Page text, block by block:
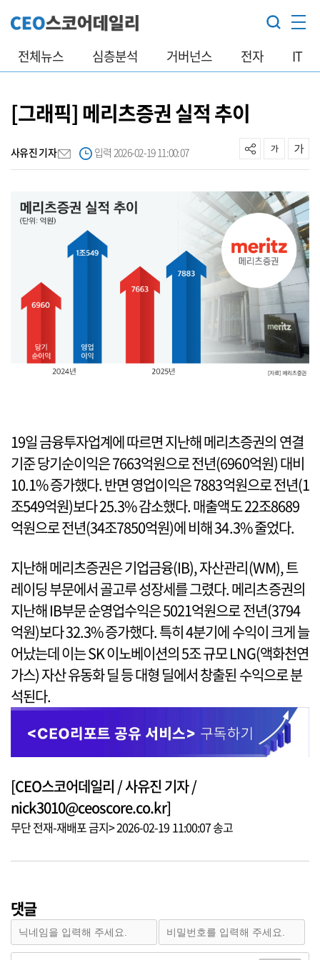
전체뉴스 심층분석 거버넌스 전자 IT
[그래픽] 메리츠증권 실적 추이
사유진 기자 입력 2026-02-19 11:00:07
19일 금융투자업계에 따르면 지난해 메리츠증권의 연결
기준 당기순이익은 7663억원으로 전년(6960억원) 대비
10.1% 증가했다. 반면 영업이익은 7883억원으로 전년(1
조549억원)보다 25.3% 감소했다. 매출액도 22조8689
억원으로 전년(34조7850억원)에 비해 34.3% 줄었다.
지난해 메리츠증권은 기업금융(IB), 자산관리(WM), 트
레이딩 부문에서 골고루 성장세를 그렸다. 메리츠증권의
지난해 IB부문 순영업수익은 5021억원으로 전년(3794
억원)보다 32.3% 증가했다. 특히 4분기에 수익이 크게 늘
어났는데 이는 SK 이노베이션의 5조 규모 LNG(액화천연
가스) 자산 유동화 딜 등 대형 딜에서 창출된 수익으로 분
석된다.
[CEO스코어데일리 / 사유진 기자 /
nick3010@ceoscore.co.kr]
무단 전재-재배포 금지> 2026-02-19 11:00:07 송고
댓글